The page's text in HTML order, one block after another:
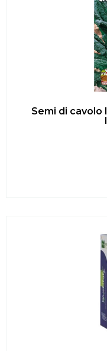
Semi di cavolo